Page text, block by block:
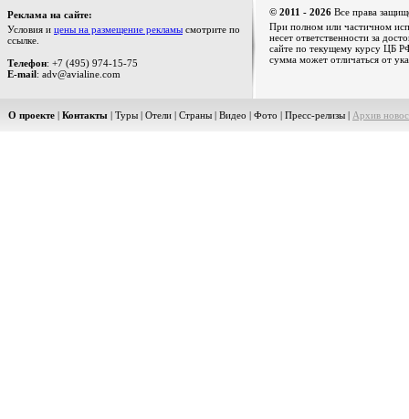
Реклама на сайте:
Условия и цены на размещение рекламы смотрите по
ссылке.
Телефон: +7 (495) 974-15-75
E-mail: adv@avialine.com
© 2011 - 2026 Все права
При полном или частичном
несет ответственности за
сайте по текущему курсу ЦБ
сумма может отличаться от
О проекте | Контакты | Туры | Отели | Страны | Видео | Фото | Пресс-релизы | Архив